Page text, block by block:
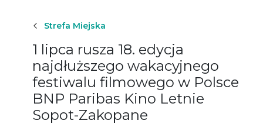
Strefa Miejska
1 lipca rusza 18. edycja
najdłuższego wakacyjnego
festiwalu filmowego w Polsce
BNP Paribas Kino Letnie
Sopot-Zakopane